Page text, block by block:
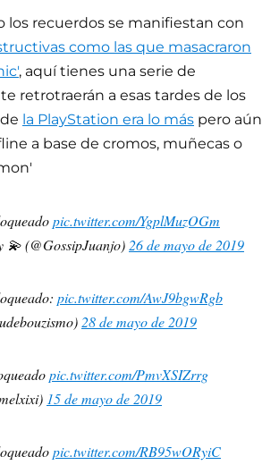
los recuerdos se manifiestan con
como las que masacraron
, aquí tienes una serie de
retrotraerán a esas tardes de los
la PlayStation era lo más pero aún
a base de cromos, muñecas o
pic.twitter.com/YgplMuzOGm
(@GossipJuanjo)26 de mayo de 2019
pic.twitter.com/AwJ9bgwRgb
28 de mayo de 2019
pic.twitter.com/PmvXSIZrrg
15 de mayo de 2019
pic.twitter.com/RB95wORyiC